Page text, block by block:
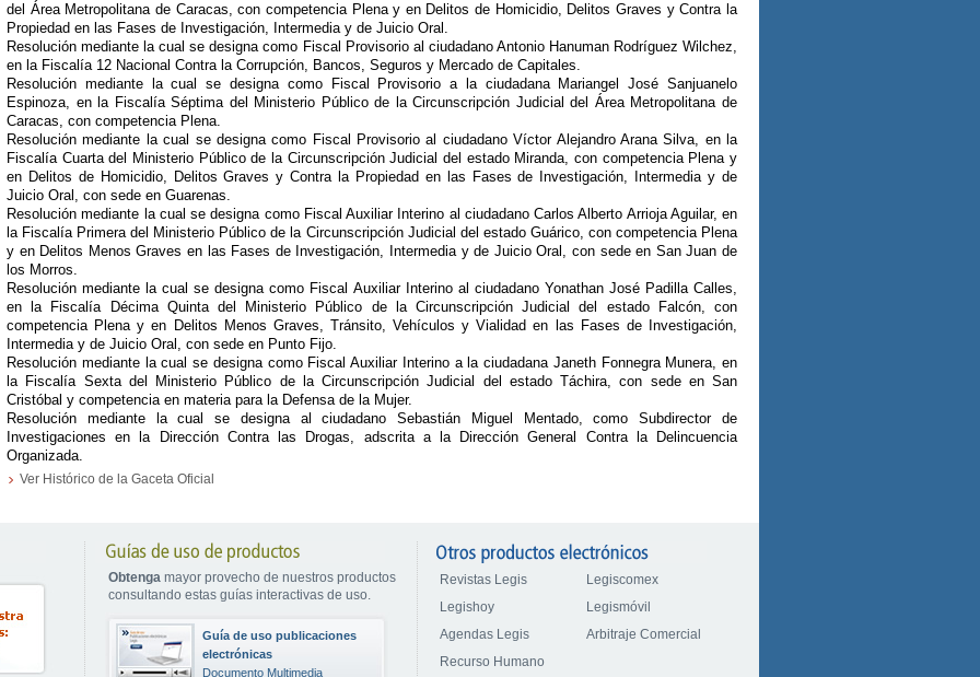
del Área Metropolitana de Caracas, con competencia Plena y en Delitos de Homicidio, Delitos Graves y Contra la
Propiedad en las Fases de Investigación, Intermedia y de Juicio Oral.
Resolución mediante la cual se designa como Fiscal Provisorio al ciudadano Antonio Hanuman Rodríguez Wilchez,
en la Fiscalía 12 Nacional Contra la Corrupción, Bancos, Seguros y Mercado de Capitales.
Resolución mediante la cual se designa como Fiscal Provisorio a la ciudadana Mariangel José Sanjuanelo
Espinoza, en la Fiscalía Séptima del Ministerio Público de la Circunscripción Judicial del Área Metropolitana de
Caracas, con competencia Plena.
Resolución mediante la cual se designa como Fiscal Provisorio al ciudadano Víctor Alejandro Arana Silva, en la
Fiscalía Cuarta del Ministerio Público de la Circunscripción Judicial del estado Miranda, con competencia Plena y
en Delitos de Homicidio, Delitos Graves y Contra la Propiedad en las Fases de Investigación, Intermedia y de
Juicio Oral, con sede en Guarenas.
Resolución mediante la cual se designa como Fiscal Auxiliar Interino al ciudadano Carlos Alberto Arrioja Aguilar, en
la Fiscalía Primera del Ministerio Público de la Circunscripción Judicial del estado Guárico, con competencia Plena
y en Delitos Menos Graves en las Fases de Investigación, Intermedia y de Juicio Oral, con sede en San Juan de
los Morros.
Resolución mediante la cual se designa como Fiscal Auxiliar Interino al ciudadano Yonathan José Padilla Calles,
en la Fiscalía Décima Quinta del Ministerio Público de la Circunscripción Judicial del estado Falcón, con
competencia Plena y en Delitos Menos Graves, Tránsito, Vehículos y Vialidad en las Fases de Investigación,
Intermedia y de Juicio Oral, con sede en Punto Fijo.
Resolución mediante la cual se designa como Fiscal Auxiliar Interino a la ciudadana Janeth Fonnegra Munera, en
la Fiscalía Sexta del Ministerio Público de la Circunscripción Judicial del estado Táchira, con sede en San
Cristóbal y competencia en materia para la Defensa de la Mujer.
Resolución mediante la cual se designa al ciudadano Sebastián Miguel Mentado, como Subdirector de
Investigaciones en la Dirección Contra las Drogas, adscrita a la Dirección General Contra la Delincuencia
Organizada.
Ver Histórico de la Gaceta Oficial
Obtenga mayor provecho de nuestros productos
consultando estas guías interactivas de uso.
Guía de uso publicaciones
electrónicas
Documento Multimedia
Revistas Legis
Legiscomex
Legishoy
Legismóvil
Agendas Legis
Arbitraje Comercial
Recurso Humano